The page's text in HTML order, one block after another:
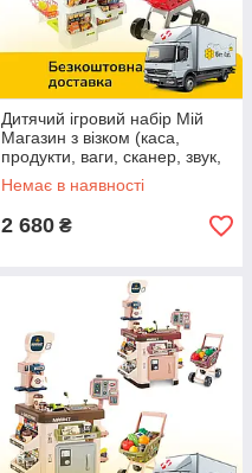
Дитячий ігровий набір Мій
Магазин з візком (каса,
продукти, ваги, сканер, звук,
світло, 24 предмети)668-01-
03
Немає в наявності
2 680 ₴